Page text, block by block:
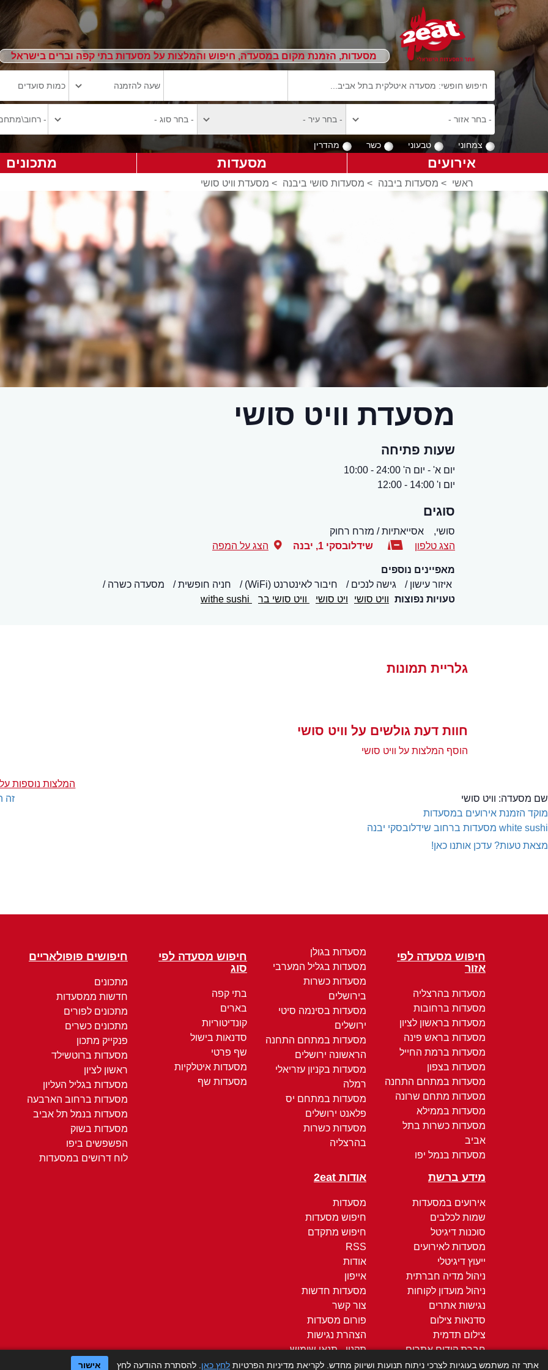
מסעדות, הזמנת מקום במסעדה, חיפוש והמלצות על מסעדות בתי קפה וברים בישראל
צמחוני טבעוני כשר מהדרין
אירועים מסעדות מתכונים
ראשי > מסעדות ביבנה > מסעדות סושי ביבנה > מסעדת וויט סושי
מסעדת וויט סושי
שעות פתיחה
יום א' - יום ה' 24:00 - 10:00
יום ו' 14:00 - 12:00
סוגים
סושי,
אסייאתיות / מזרח רחוק
הצג טלפון
שידלובסקי 1 , יבנה הצג על המפה
מאפיינים נוספים
איזור עישון
גישה לנכים חיבור לאינטרנט (WiFi) חניה חופשית
מסעדה כשרה
טעויות נפוצות וויט סושי ויט סושי וויט סושי בר
גלריית תמונות
חוות דעת גולשים על וויט סושי
הוסף המלצות על וויט סושי
המלצות נוספות על
זה שם מסעדה: וויט סושי
מוקד הזמנת אירועים במסעדות
white sushi מסעדות ברחוב שידלובסקי יבנה
מצאת טעות? עדכן אותנו כאן!
חיפוש מסעדה לפי
אזור
מסעדות בהרצליה
מסעדות ברחובות
מסעדות בראשון לציון
מסעדות בראש פינה
מסעדות ברמת החייל
מסעדות בצפון
מסעדות במתחם התחנה
מסעדות מתחם שרונה
מסעדות בממילא
מסעדות כשרות בתל
אביב
מסעדות בנמל יפו
מסעדות בגולן
מסעדות בגליל המערבי
מסעדות כשרות
בירושלים
מסעדות בסינמה סיטי
ירושלים
מסעדות במתחם התחנה
הראשונה ירושלים
מסעדות בקניון עזריאלי
רמלה
מסעדות במתחם יס
פלאנט ירושלים
מסעדות כשרות
בהרצליה
חיפוש מסעדה לפי
סוג
בתי קפה
בארים
קונדיטוריות
סדנאות בישול
שף פרטי
מסעדות איטלקיות
מסעדות שף
חיפושים פופולאריים
מתכונים
חדשות ממסעדות
מתכונים לפורים
מתכונים כשרים
פנקייק מתכון
מסעדות ברוטשילד
ראשון לציון
מסעדות בגליל העליון
מסעדות ברחוב הארבעה
מסעדות בנמל תל אביב
מסעדות בשוק
הפשפשים ביפו
לוח דרושים במסעדות
מידע ברשת
אירועים במסעדות
שמות לכלבים
סוכנות דיגיטל
מסעדות לאירועים
ייעוץ דיגיטלי
ניהול מדיה חברתית
ניהול מועדון לקוחות
נגישות אתרים
סדנאות צילום
צילום תדמית
חברת קידום אתרים
קידום ממומן
אודות 2eat
מסעדות
חיפוש מסעדות
חיפוש מתקדם
RSS
אודות
אייפון
מסעדות חדשות
צור קשר
פורום מסעדות
הצהרת נגישות
תקנון - תנאי שימוש
מדיניות הפרטיות
אתר זה משתמש בעוגיות לצרכי ניתוח תנועות ושיווק מחדש. לקריאת מדיניות הפרטיות לחץ כאן . להסתרת ההודעה לחץ אישור